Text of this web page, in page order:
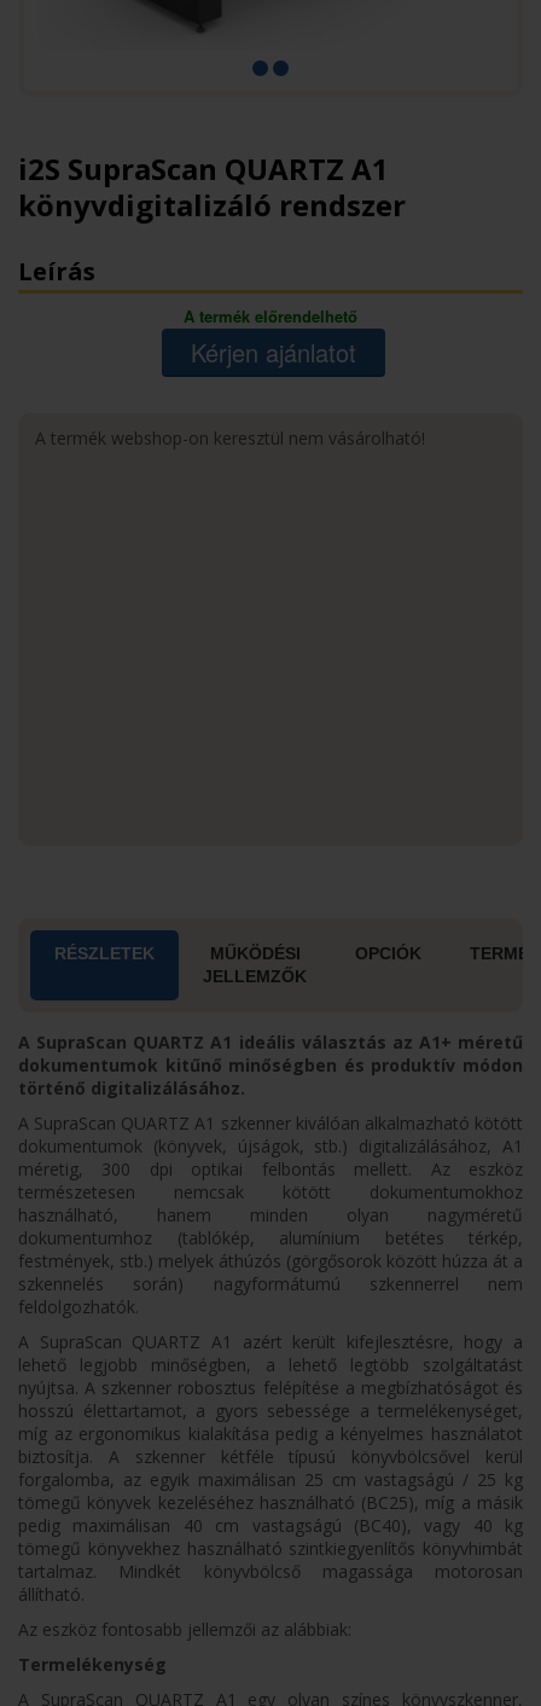
i2S SupraScan QUARTZ A1
könyvdigitalizáló rendszer
Leírás
A termék előrendelhető
Kérjen ajánlatot
A termék webshop-on keresztül nem vásárolható!
RÉSZLETEK
MŰKÖDÉSI
JELLEMZŐK
OPCIÓK
A SupraScan QUARTZ A1 ideális választás az A1+ méretű
dokumentumok kitűnő minőségben és produktív módon
történő digitalizálásához.
A SupraScan QUARTZ A1 szkenner kiválóan alkalmazható kötött
dokumentumok (könyvek, újságok, stb.) digitalizálásához, A1
méretig, 300 dpi optikai felbontás mellett. Az eszköz
természetesen nemcsak kötött dokumentumokhoz
használható, hanem minden olyan nagyméretű
dokumentumhoz (tablókép, alumínium betétes térkép,
festmények, stb.) melyek áthúzós (görgősorok között húzza át a
szkennelés során) nagyformátumú szkennerrel nem
feldolgozhatók.
A SupraScan QUARTZ A1 azért került kifejlesztésre, hogy a
lehető legjobb minőségben, a lehető legtöbb szolgáltatást
nyújtsa. A szkenner robosztus felépítése a megbízhatóságot és
hosszú élettartamot, a gyors sebessége a termelékenységet,
míg az ergonomikus kialakítása pedig a kényelmes használatot
biztosítja. A szkenner kétféle típusú könyvbölcsővel kerül
forgalomba, az egyik maximálisan 25 cm vastagságú / 25 kg
tömegű könyvek kezeléséhez használható (BC25), míg a másik
pedig maximálisan 40 cm vastagságú (BC40), vagy 40 kg
tömegű könyvekhez használható szintkiegyenlítős könyvhimbát
tartalmaz. Mindkét könyvbölcső magassága motorosan
állítható.
Az eszköz fontosabb jellemzői az alábbiak:
Termelékenység
A SupraScan QUARTZ A1 egy olyan színes könyvszkenner,